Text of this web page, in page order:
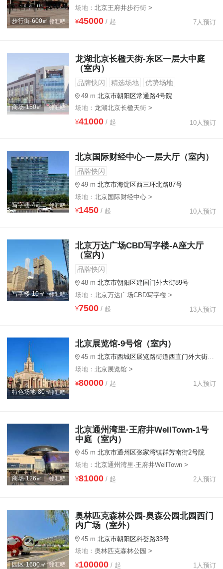
步行街·600㎡
场地： 北京王府井步行街 >
¥45000/ 起 7人预订
商场·150㎡
龙湖北京长楹天街-东区一层大中庭
（室内）
品牌快闪 精选场地 优势场地
49 m 北京市朝阳区常通路4号院
场地： 龙湖北京长楹天街 >
¥41000/ 起 10人预订
写字楼·4㎡
北京国际财经中心-一层大厅（室内）
品牌快闪
49 m 北京市海淀区西三环北路87号
场地： 北京国际财经中心 >
¥1450/ 起 10人预订
写字楼·10㎡
北京万达广场CBD写字楼-A座大厅
（室内）
品牌快闪
48 m 北京市朝阳区建国门外大街89号
场地： 北京万达广场CBD写字楼 >
¥7500/ 起 13人预订
特色场地·80㎡
北京展览馆-9号馆（室内）
45 m 北京市西城区展览路街道西直门外大街104号
场地： 北京展览馆 >
¥80000/ 起 1人预订
商场·126㎡
北京通州湾里·王府井WellTown-1号
中庭（室内）
45 m 北京市通州区张家湾镇群芳南街2号院
场地： 北京通州湾里·王府井WellTown >
¥81000/ 起 2人预订
园区·1600㎡
奥林匹克森林公园-奥森公园北园西门
内广场（室外）
45 m 北京市朝阳区科荟路33号
场地： 奥林匹克森林公园 >
¥100000/ 起 1人预订